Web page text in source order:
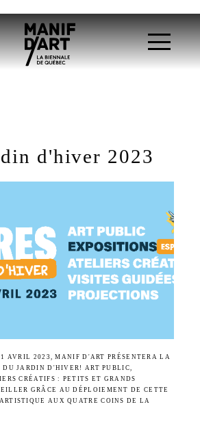
d'hiver 2023
AVRIL 2023, MANIF D'ART PRÉSENTERA LA
DU JARDIN D'HIVER! ART PUBLIC,
CRÉATIFS : PETITS ET GRANDS
GRÂCE AU DÉPLOIEMENT DE CETTE
AUX QUATRE COINS DE LA